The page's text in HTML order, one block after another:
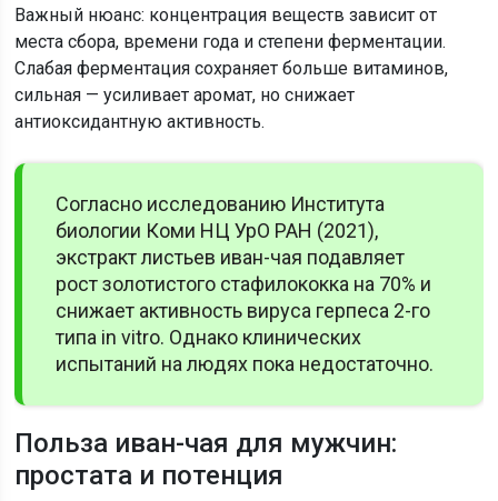
Важный нюанс: концентрация веществ зависит от
места сбора, времени года и степени ферментации.
Слабая ферментация сохраняет больше витаминов,
сильная — усиливает аромат, но снижает
антиоксидантную активность.
Согласно исследованию Института
биологии Коми НЦ УрО РАН (2021),
экстракт листьев иван-чая подавляет
рост золотистого стафилококка на 70% и
снижает активность вируса герпеса 2-го
типа in vitro. Однако клинических
испытаний на людях пока недостаточно.
Польза иван-чая для мужчин:
простата и потенция